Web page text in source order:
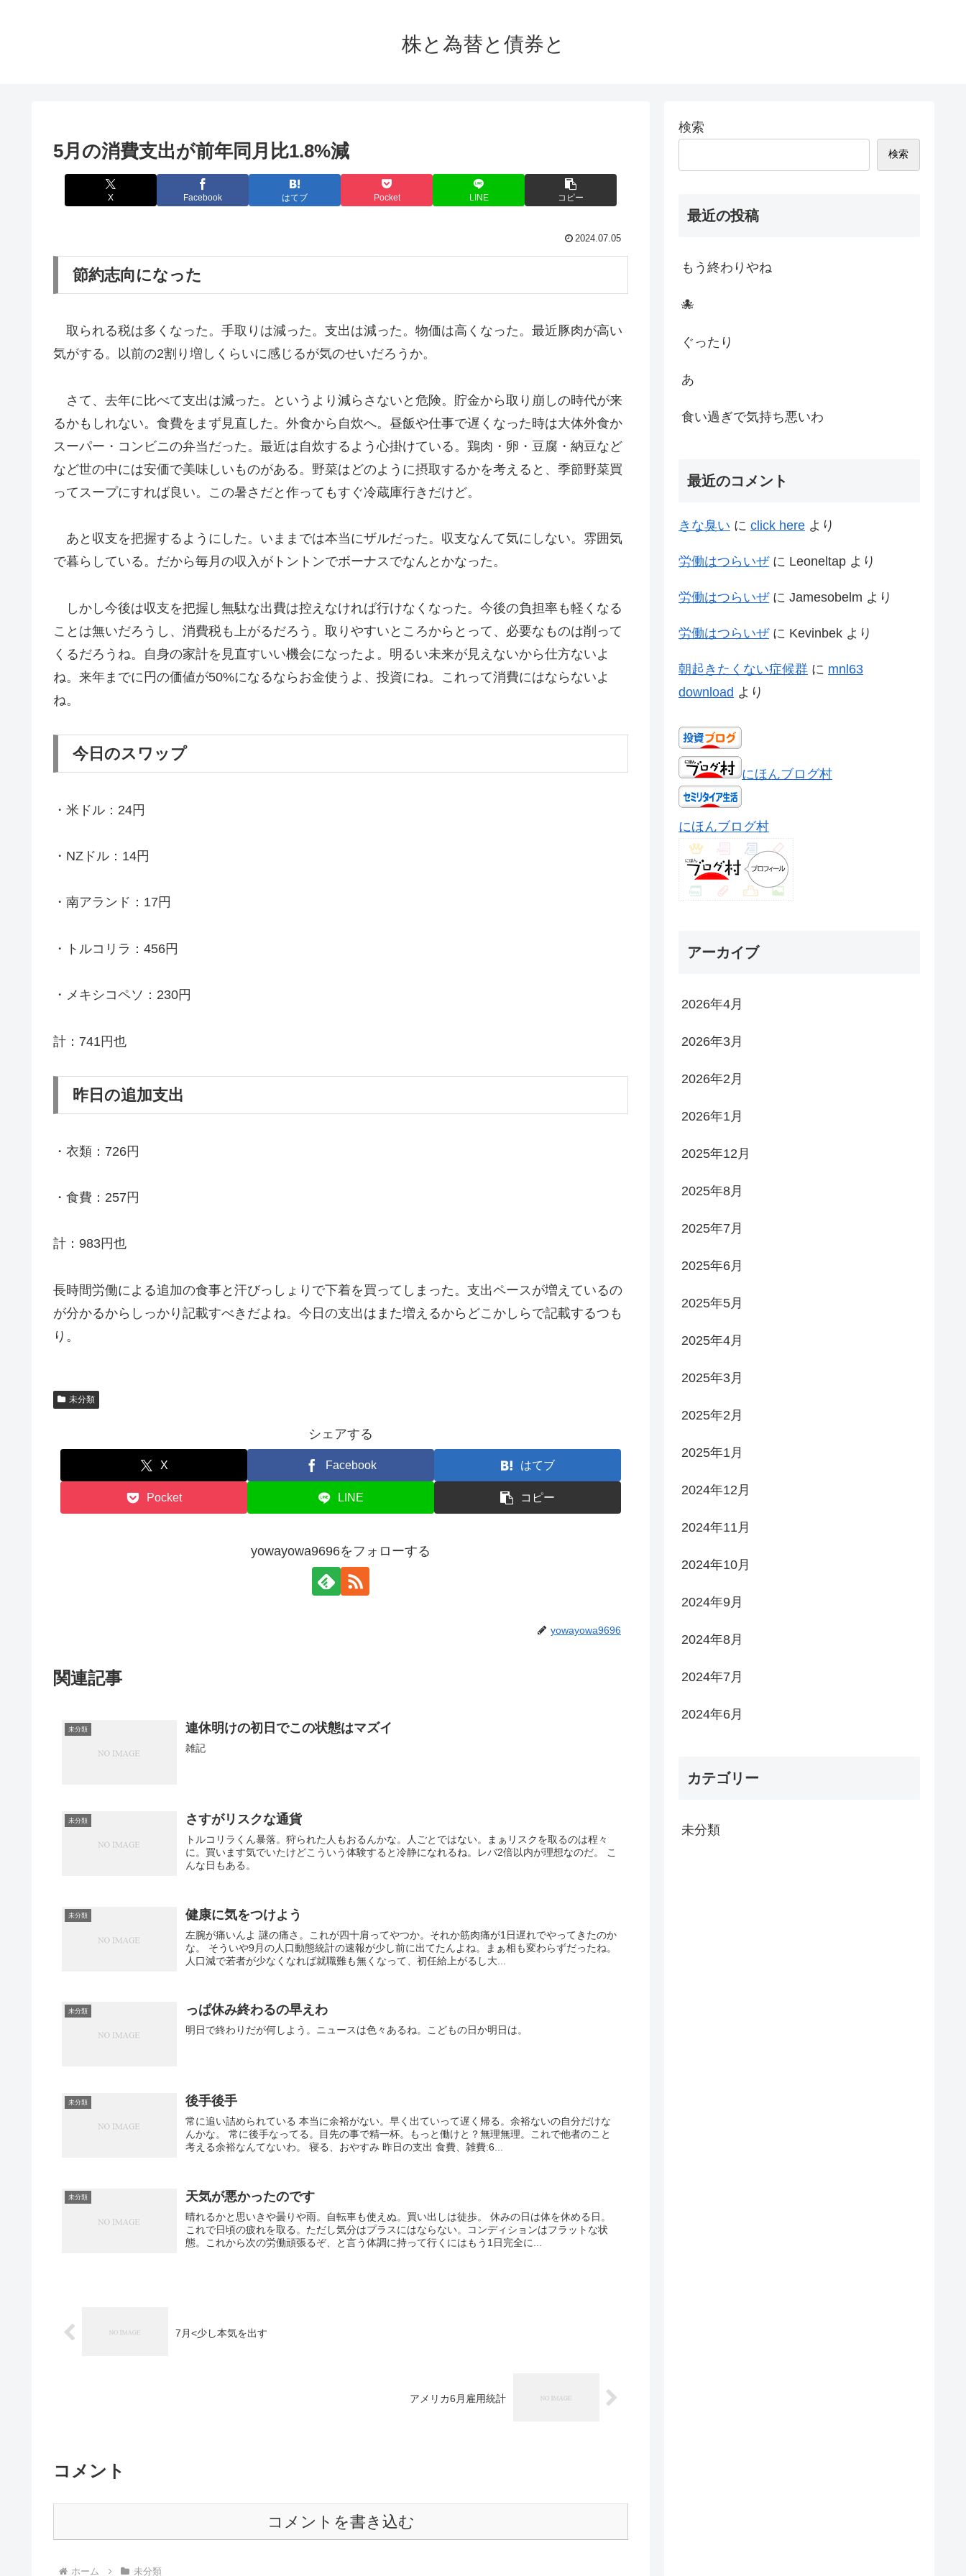
株と為替と債券と
5月の消費支出が前年同月比1.8%減
X Facebook はてブ Pocket LINE コピー
2024.07.05
節約志向になった
取られる税は多くなった。手取りは減った。支出は減った。物価は高くなった。最近豚肉が高い
気がする。以前の2割り増しくらいに感じるが気のせいだろうか。
さて、去年に比べて支出は減った。というより減らさないと危険。貯金から取り崩しの時代が来
るかもしれない。食費をまず見直した。外食から自炊へ。昼飯や仕事で遅くなった時は大体外食か
スーパー・コンビニの弁当だった。最近は自炊するよう心掛けている。鶏肉・卵・豆腐・納豆など
など世の中には安価で美味しいものがある。野菜はどのように摂取するかを考えると、季節野菜買
ってスープにすれば良い。この暑さだと作ってもすぐ冷蔵庫行きだけど。
あと収支を把握するようにした。いままでは本当にザルだった。収支なんて気にしない。雰囲気
で暮らしている。だから毎月の収入がトントンでボーナスでなんとかなった。
しかし今後は収支を把握し無駄な出費は控えなければ行けなくなった。今後の負担率も軽くなる
ことは無いだろうし、消費税も上がるだろう。取りやすいところからとって、必要なものは削って
くるだろうね。自身の家計を見直すいい機会になったよ。明るい未来が見えないから仕方ないよ
ね。来年までに円の価値が50%になるならお金使うよ、投資にね。これって消費にはならないよ
ね。
今日のスワップ
・米ドル：24円
・NZドル：14円
・南アランド：17円
・トルコリラ：456円
・メキシコペソ：230円
計：741円也
昨日の追加支出
・衣類：726円
・食費：257円
計：983円也
長時間労働による追加の食事と汗びっしょりで下着を買ってしまった。支出ペースが増えているの
が分かるからしっかり記載すべきだよね。今日の支出はまた増えるからどこかしらで記載するつも
り。
未分類
シェアする
X Facebook はてブ
Pocket LINE コピー
yowayowa9696をフォローする
yowayowa9696
関連記事
未分類 連休明けの初日でこの状態はマズイ
雑記
未分類 さすがリスクな通貨
トルコリラくん暴落。狩られた人もおるんかな。人ごとではない。まぁリスクを取るのは程々
に。買います気でいたけどこういう体験すると冷静になれるね。レバ2倍以内が理想なのだ。 こ
んな日もある。
未分類 健康に気をつけよう
左腕が痛いんよ 謎の痛さ。これが四十肩ってやつか。それか筋肉痛が1日遅れでやってきたのか
な。 そういや9月の人口動態統計の速報が少し前に出てたんよね。まぁ相も変わらずだったね。
人口減で若者が少なくなれば就職難も無くなって、初任給上がるし大...
未分類 っぱ休み終わるの早えわ
明日で終わりだが何しよう。ニュースは色々あるね。こどもの日か明日は。
未分類 後手後手
常に追い詰められている 本当に余裕がない。早く出ていって遅く帰る。余裕ないの自分だけな
んかな。 常に後手なってる。目先の事で精一杯。もっと働けと？無理無理。これで他者のこと
考える余裕なんてないわ。 寝る、おやすみ 昨日の支出 食費、雑費:6...
未分類 天気が悪かったのです
晴れるかと思いきや曇りや雨。自転車も使えぬ。買い出しは徒歩。 休みの日は体を休める日。
これで日頃の疲れを取る。ただし気分はプラスにはならない。コンディションはフラットな状
態。これから次の労働頑張るぞ、と言う体調に持って行くにはもう1日完全に...
7月<少し本気を出す
アメリカ6月雇用統計
コメント
コメントを書き込む
ホーム 未分類
検索
検索
最近の投稿
もう終わりやね
🐙
ぐったり
あ
食い過ぎで気持ち悪いわ
最近のコメント
きな臭い に click here より
労働はつらいぜに Leoneltap より
労働はつらいぜに Jamesobelm より
労働はつらいぜに Kevinbek より
朝起きたくない症候群 に mnl63
download より
にほんブログ村
にほんブログ村
アーカイブ
2026年4月
2026年3月
2026年2月
2026年1月
2025年12月
2025年8月
2025年7月
2025年6月
2025年5月
2025年4月
2025年3月
2025年2月
2025年1月
2024年12月
2024年11月
2024年10月
2024年9月
2024年8月
2024年7月
2024年6月
カテゴリー
未分類